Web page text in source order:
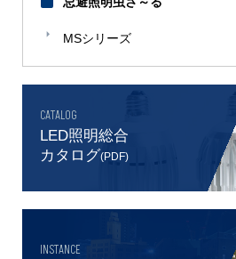
MSシリーズ
CATALOG
LED照明総合
カタログ(PDF)
INSTANCE